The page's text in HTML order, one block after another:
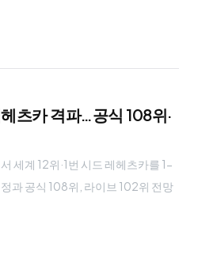
츠카 격파…공식 108위·
세계 12위·1번 시드 레헤츠카를 1-
과 공식 108위, 라이브 102위 전망